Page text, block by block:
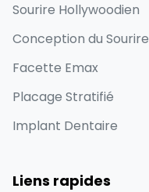
Sourire Hollywoodien
Conception du Sourire
Facette Emax
Placage Stratifié
Implant Dentaire
Liens rapides